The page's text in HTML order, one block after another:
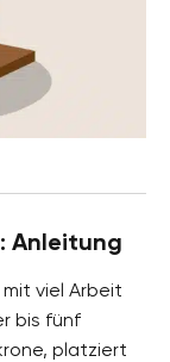
Anleitung
viel Arbeit
bis fünf
platziert